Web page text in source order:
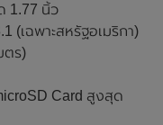
1.77 นิ้ว
(เฉพาะสหรัฐอเมริกา)
ตร)
Card สูงสุด